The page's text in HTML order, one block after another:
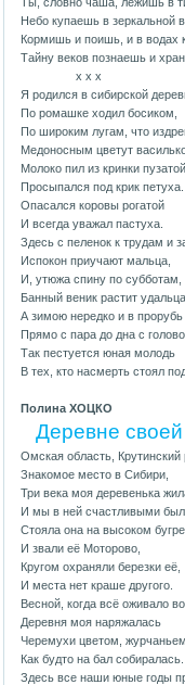
Небо купаешь в зеркальной
Кормишь и поишь, и в водах
Тайну веков познаешь и
х х х
Я родился в сибирской
По ромашке ходил босиком,
По широким лугам, что
Медоносным цветут
Молоко пил из кринки
Просыпался под крик петуха.
Опасался коровы рогатой
И всегда уважал пастуха.
Здесь с пеленок к трудам и
Испокон приучают мальца,
И, утюжа спину по субботам,
Банный веник растит
А зимою нередко и в прорубь
Прямо с пара до дна с
Так пестуется юная молодь
В тех, кто насмерть стоял
Полина ХОЦКО
Деревне
Омская область, Крутинский
Знакомое место в Сибири,
Три века моя деревенька
И мы в ней счастливыми
Стояла она на высоком
И звали её Моторово,
Кругом охраняли березки её,
И места нет краше другого.
Весной, когда всё оживало
Деревня моя наряжалась
Черемухи цветом,
Как будто на бал собиралась.
Здесь все наши юные годы